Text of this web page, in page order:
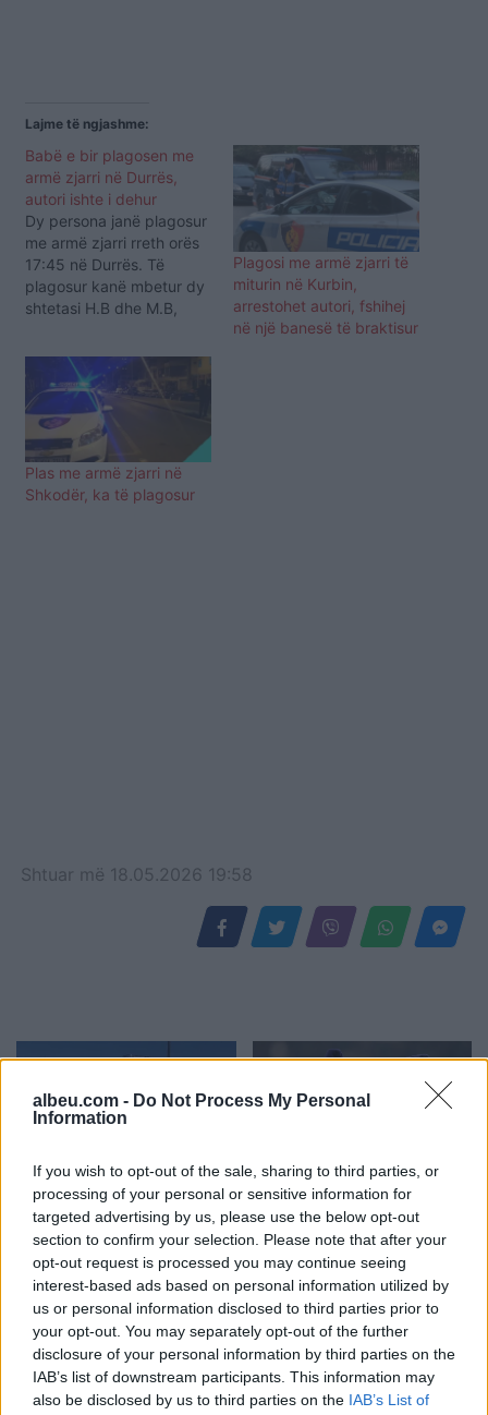
albeu.com - Do Not Process My Personal
Information
If you wish to opt-out of the sale, sharing to third parties, or
processing of your personal or sensitive information for
targeted advertising by us, please use the below opt-out
section to confirm your selection. Please note that after your
opt-out request is processed you may continue seeing
interest-based ads based on personal information utilized by
us or personal information disclosed to third parties prior to
your opt-out. You may separately opt-out of the further
disclosure of your personal information by third parties on the
IAB’s list of downstream participants. This information may
also be disclosed by us to third parties on the IAB’s List of
Lajme të ngjashme:
Babë e bir plagosen me
armë zjarri në Durrës,
autori ishte i dehur
Dy persona janë plagosur
me armë zjarri rreth orës
17:45 në Durrës. Të
plagosur kanë mbetur dy
shtetasi H.B dhe M.B,
rrezikut për jetën.
Dyshohet se pas një
konflikti të çastit dy të
plagosurit janë qëlluar me
armë zjarri nga shtetasi…
Plagosi me armë zjarri të
miturin në Kurbin,
arrestohet autori, fshihej
në një banesë të braktisur
Plas me armë zjarri në
Shkodër, ka të plagosur
Shtuar më 18.05.2026 19:58
Aksident në Tiranë, 10-
vjeçari goditet nga motori
dhe makina, arrestohet
27-vjeçari, procedohet
shoferi që iku
Veprimi i Ernest Muçit,
reagon presidenti i
Trabzonsporit: Më preku
mua dhe të gjithë lojtarët